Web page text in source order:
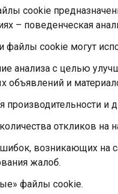
cookie
– поведенческая
файлы cookie могут
анализа с целью
объявлений и
производительности и
откликов
возникающих на
жалоб.
файлы cookie.